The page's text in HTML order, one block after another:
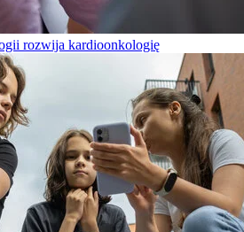
rozwija kardioonkologię